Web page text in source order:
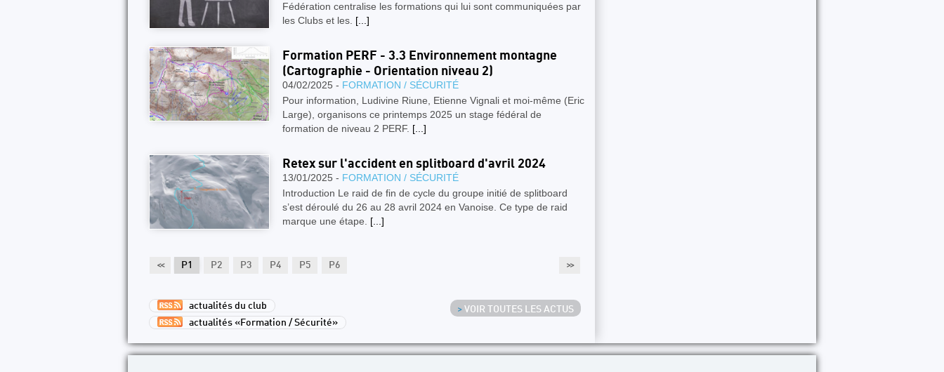
Fédération centralise les formations qui lui sont communiquées par
les Clubs et les. [...]
Formation PERF - 3.3 Environnement montagne
(Cartographie - Orientation niveau 2)
04/02/2025 - FORMATION / SÉCURITÉ
Pour information, Ludivine Riune, Etienne Vignali et moi-même (Eric
Large), organisons ce printemps 2025 un stage fédéral de
formation de niveau 2 PERF. [...]
Retex sur l'accident en splitboard d'avril 2024
13/01/2025 - FORMATION / SÉCURITÉ
Introduction Le raid de fin de cycle du groupe initié de splitboard
s’est déroulé du 26 au 28 avril 2024 en Vanoise. Ce type de raid
marque une étape. [...]
<< >>
P1 P2 P3 P4 P5 P6
> VOIR TOUTES LES ACTUS
actualités du club
actualités «Formation / Sécurité»